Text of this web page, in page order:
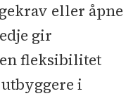
eller åpne
gir
fleksibilitet
i